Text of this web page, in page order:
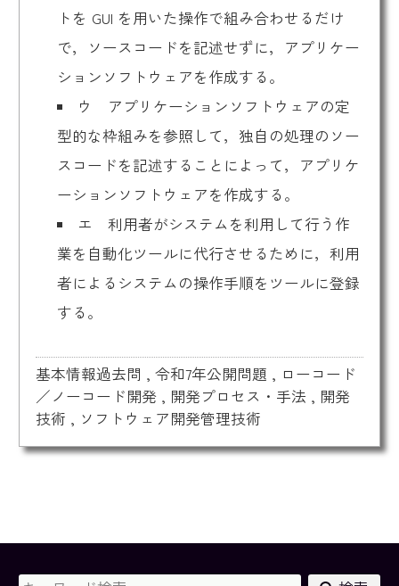
トを GUI を用いた操作で組み合わせるだけ
で，ソースコードを記述せずに，アプリケー
ションソフトウェアを作成する。
ウ アプリケーションソフトウェアの定
型的な枠組みを参照して，独自の処理のソー
スコードを記述することによって，アプリケ
ーションソフトウェアを作成する。
エ 利用者がシステムを利用して行う作
業を自動化ツールに代行させるために，利用
者によるシステムの操作手順をツールに登録
する。
基本情報過去問 , 令和7年公開問題 , ローコード
／ノーコード開発, 開発プロセス・手法 , 開発
技術 , ソフトウェア開発管理技術